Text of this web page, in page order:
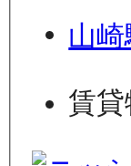
山崎
賃